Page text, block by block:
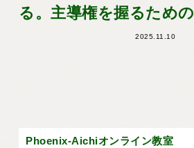
る。主導権を握るため
2025.11.10
Phoenix-Aichiオンライン教室